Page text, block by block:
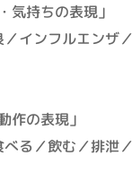
持ちの表現」
／インフルエン
作の表現」
る／飲む／排泄